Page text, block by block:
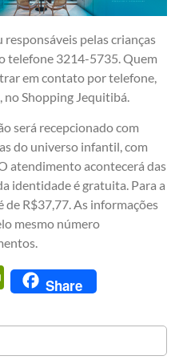
pelas crianças
telefone 3214-5735. Quem
em contato por telefone,
no Shopping Jequitibá.
será recepcionado com
do universo infantil, com
atendimento acontecerá das
identidade é gratuita. Para a
de R$37,77. As informações
mesmo número
PrintFriendly
Share